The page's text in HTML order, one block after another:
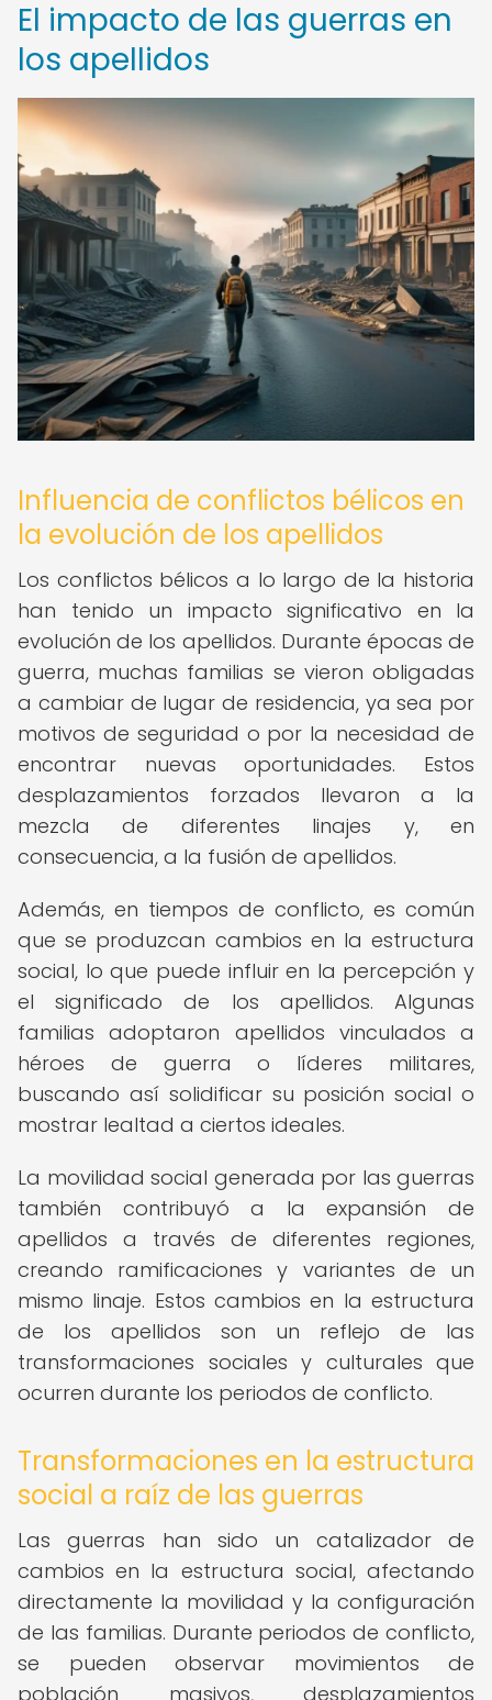
El impacto de las guerras en
los apellidos
Influencia de conflictos bélicos en
la evolución de los apellidos
Los conflictos bélicos a lo largo de la historia
han tenido un impacto significativo en la
evolución de los apellidos. Durante épocas de
guerra, muchas familias se vieron obligadas
a cambiar de lugar de residencia, ya sea por
motivos de seguridad o por la necesidad de
encontrar nuevas oportunidades. Estos
desplazamientos forzados llevaron a la
mezcla de diferentes linajes y, en
consecuencia, a la fusión de apellidos.
Además, en tiempos de conflicto, es común
que se produzcan cambios en la estructura
social, lo que puede influir en la percepción y
el significado de los apellidos. Algunas
familias adoptaron apellidos vinculados a
héroes de guerra o líderes militares,
buscando así solidificar su posición social o
mostrar lealtad a ciertos ideales.
La movilidad social generada por las guerras
también contribuyó a la expansión de
apellidos a través de diferentes regiones,
creando ramificaciones y variantes de un
mismo linaje. Estos cambios en la estructura
de los apellidos son un reflejo de las
transformaciones sociales y culturales que
ocurren durante los periodos de conflicto.
Transformaciones en la estructura
social a raíz de las guerras
Las guerras han sido un catalizador de
cambios en la estructura social, afectando
directamente la movilidad y la configuración
de las familias. Durante periodos de conflicto,
se pueden observar movimientos de
población masivos, desplazamientos